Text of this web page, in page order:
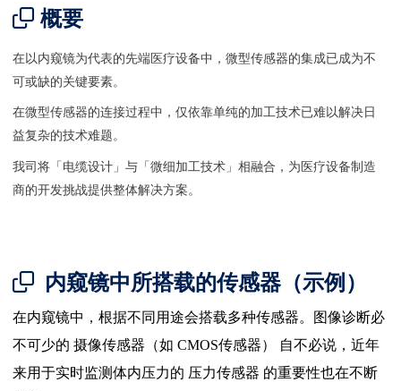
概要
在以内窥镜为代表的先端医疗设备中，微型传感器的集成已成为不
可或缺的关键要素。
在微型传感器的连接过程中，仅依靠单纯的加工技术已难以解决日
益复杂的技术难题。
我司将「电缆设计」与「微细加工技术」相融合，为医疗设备制造
商的开发挑战提供整体解决方案。
内窥镜中所搭载的传感器（示例）
在内窥镜中，根据不同用途会搭载多种传感器。图像诊断必
不可少的 摄像传感器（如CMOS传感器） 自不必说，近年
来用于实时监测体内压力的 压力传感器 的重要性也在不断